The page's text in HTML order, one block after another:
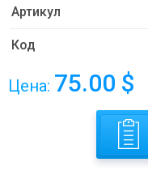
Артикул
Код
Цена: 75.00 $